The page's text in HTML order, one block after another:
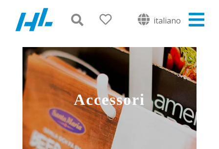
italiano
Accessori